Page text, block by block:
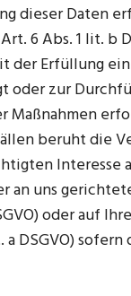
dieser Daten
6 Abs. 1 lit. b
der Erfüllung
oder zur
Maßnahmen
beruht die
Interesse
an uns
oder auf
a DSGVO)